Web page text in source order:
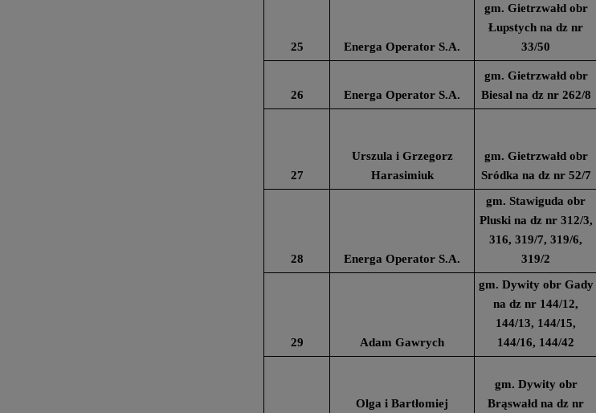
25 Energa Operator S.A.
gm. Gietrzwałd obr
Łupstych na dz nr
33/50
26 Energa Operator S.A.
gm. Gietrzwałd obr
Biesal na dz nr 262/8
27
Urszula i Grzegorz
Harasimiuk
gm. Gietrzwałd obr
Sródka na dz nr 52/7
28 Energa Operator S.A.
gm. Stawiguda obr
Pluski na dz nr 312/3,
316, 319/7, 319/6,
319/2
29 Adam Gawrych
gm. Dywity obr Gady
na dz nr 144/12,
144/13, 144/15,
144/16, 144/42
Olga i Bartłomiej
gm. Dywity obr
Brąswałd na dz nr